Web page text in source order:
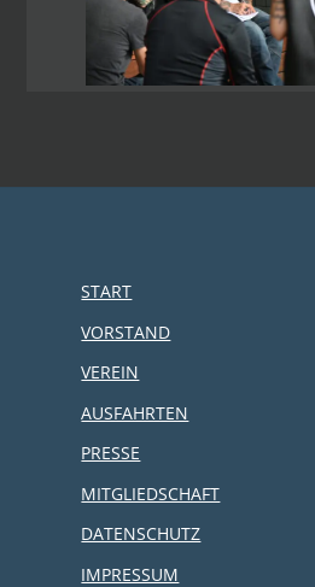
START
VORSTAND
VEREIN
AUSFAHRTEN
PRESSE
MITGLIEDSCHAFT
DATENSCHUTZ
IMPRESSUM